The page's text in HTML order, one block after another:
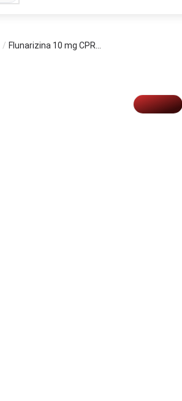
/ Flunarizina 10 mg CPR...